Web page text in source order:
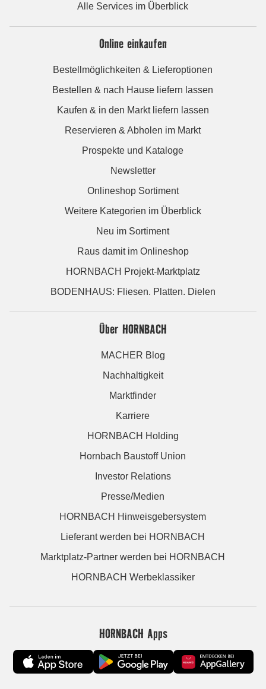
Alle Services im Überblick
Online einkaufen
Bestellmöglichkeiten & Lieferoptionen
Bestellen & nach Hause liefern lassen
Kaufen & in den Markt liefern lassen
Reservieren & Abholen im Markt
Prospekte und Kataloge
Newsletter
Onlineshop Sortiment
Weitere Kategorien im Überblick
Neu im Sortiment
Raus damit im Onlineshop
HORNBACH Projekt-Marktplatz
BODENHAUS: Fliesen. Platten. Dielen
Über HORNBACH
MACHER Blog
Nachhaltigkeit
Marktfinder
Karriere
HORNBACH Holding
Hornbach Baustoff Union
Investor Relations
Presse/Medien
HORNBACH Hinweisgebersystem
Lieferant werden bei HORNBACH
Marktplatz-Partner werden bei HORNBACH
HORNBACH Werbeklassiker
HORNBACH Apps